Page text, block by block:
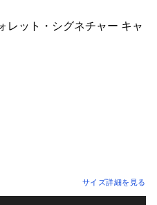
レット・シグネチャー キャ
サイズ詳細を見る